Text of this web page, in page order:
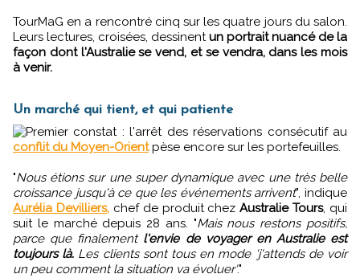
TourMaG en a rencontré cinq sur les quatre jours du salon.
Leurs lectures, croisées, dessinentun portrait nuancé de la
façon dont l'Australie se vend, et se vendra, dans les mois
à venir.
Un marché qui tient, et qui patiente
Premier constat : l'arrêt des réservations consécutif au
conflit du Moyen-Orientpèse encore sur les portefeuilles.
"Nous étions sur une super dynamique avec une très belle
croissance jusqu'à ce que les événements arrivent", indique
Aurélia Devilliers,chef de produit chezAustralie Tours, qui
suit le marché depuis 28 ans. "Mais nous restons positifs,
parce que finalement l'envie de voyager en Australie est
toujours là. Les clients sont tous en mode 'j'attends de voir
un peu comment la situation va évoluer'."